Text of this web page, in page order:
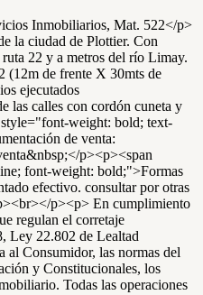
Inmobiliarios, Mat. 522</p>
la ciudad de Plottier. Con
22 y a metros del río Limay.
(12m de frente X 30mts de
ejecutados
las calles con cordón cuneta y
weight: bold; text-
de venta:
p><p><span
font-weight: bold;">Formas
efectivo. consultar por otras
p><p> En cumplimiento
regulan el corretaje
Ley 22.802 de Lealtad
al Consumidor, las normas del
y Constitucionales, los
Todas las operaciones